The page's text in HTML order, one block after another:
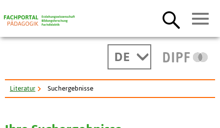
DE
Literatur Suchergebnisse